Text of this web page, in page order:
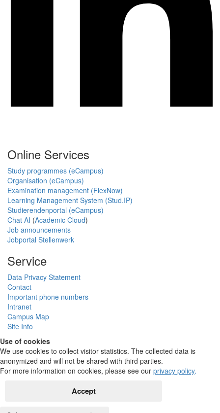
Online Services
Study programmes (eCampus)
Organisation (eCampus)
Examination management (FlexNow)
Learning Management System (Stud.IP)
Studierendenportal (eCampus)
Chat AI (Academic Cloud)
Job announcements
Jobportal Stellenwerk
Service
Data Privacy Statement
Contact
Important phone numbers
Intranet
Campus Map
Site Info
Use of cookies
We use cookies to collect visitor statistics. The collected data is
anonymized and will not be shared with third parties.
For more information on cookies, please see our privacy policy.
Accept